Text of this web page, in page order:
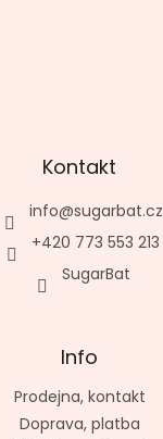
Kontakt
info@sugarbat.cz
+420 773 553 213
SugarBat
Info
Prodejna, kontakt
Doprava, platba